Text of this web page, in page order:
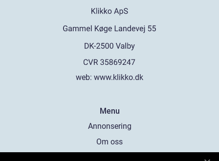
web: www.klikko.dk
Menu
Annonsering
Om oss